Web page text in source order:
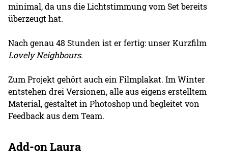
minimal, da uns die Lichtstimmung vom Set bereits
überzeugt hat.
Nach genau 48 Stunden ist er fertig: unser Kurzfilm
Lovely Neighbours.
Zum Projekt gehört auch ein Filmplakat. Im Winter
entstehen drei Versionen, alle aus eigens erstelltem
Material, gestaltet in Photoshop und begleitet von
Feedback aus dem Team.
Add-on Laura